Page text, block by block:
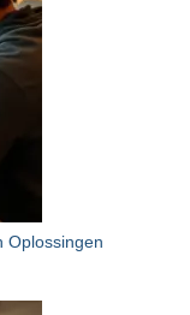
Oplossingen